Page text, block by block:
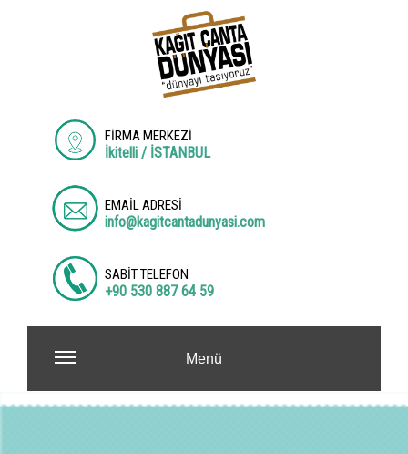
FİRMA MERKEZİ
İkitelli / İSTANBUL
EMAİL ADRESİ
info@kagitcantadunyasi.com
SABİT TELEFON
+90 530 887 64 59
Menü